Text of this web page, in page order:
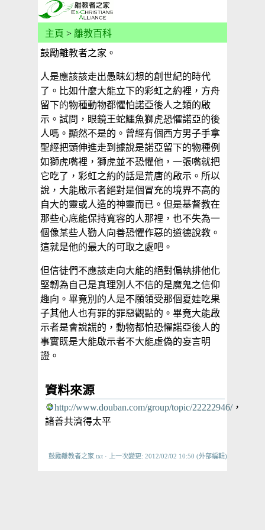
主頁 > 離教百科
鼓勵離教者之家。
人是應該該走出愚昧幻想的創世紀的時代
了。比如什麼大能立下的彩虹之約裡，方舟
留下的物種動物都懼怕諾亞後人之類的啟
示。試問，眼鏡王蛇鱷魚獅虎恐懼諾亞的後
人嗎。顯然不是的。曾經有個西方男子手拿
聖經把頭伸進走到據說是諾亞留下的物種例
如獅虎嘴裡，獅虎並不恐懼他，一張嘴就把
它吃了，彩虹之約的話是荒唐的啟示。所以
說，大能啟示者絕對是個冒充的境界不高的
自大的靈或人造的神靈而已。但是基督教在
那些心底能保持寬容的人那裡，也不失為一
個像某些人勸人向善恐懼作惡的道德說教。
這就是他的最大的可取之處吧。
但信徒們不應該走向大能的絕對偏執排他化
堅韌為自己是真理別人不信的是魔鬼之信仰
趣向。畢竟別的人是不願領受那個夏娃吃果
子其他人也有罪的罪惡觀點的。畢竟大能啟
示者是會說謊的，動物都怕恐懼諾亞後人的
事實既是大能啟示者不大能虛偽的妄言明
證。
資料來源
http://www.douban.com/group/topic/22222946/，
諸善共濟得太平
鼓勵離教者之家.txt · 上一次變更: 2012/02/02 10:50 (外部編輯)